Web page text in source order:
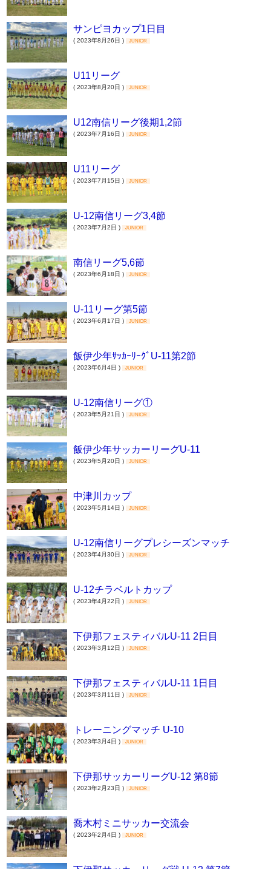
サンピヨカップ1日目
( 2023年8月26日 ) JUNIOR
U11リーグ
( 2023年8月20日 ) JUNIOR
U12南信リーグ後期1,2節
( 2023年7月16日 ) JUNIOR
U11リーグ
( 2023年7月15日 ) JUNIOR
U-12南信リーグ3,4節
( 2023年7月2日 ) JUNIOR
南信リーグ5,6節
( 2023年6月18日 ) JUNIOR
U-11リーグ第5節
( 2023年6月17日 ) JUNIOR
飯伊少年ｻｯｶｰﾘｰｸﾞU-11第2節
( 2023年6月4日 ) JUNIOR
U-12南信リーグ①
( 2023年5月21日 ) JUNIOR
飯伊少年サッカーリーグU-11
( 2023年5月20日 ) JUNIOR
中津川カップ
( 2023年5月14日 ) JUNIOR
U-12南信リーグプレシーズンマッチ
( 2023年4月30日 ) JUNIOR
U-12チラベルトカップ
( 2023年4月22日 ) JUNIOR
下伊那フェスティバルU-11 2日目
( 2023年3月12日 ) JUNIOR
下伊那フェスティバルU-11 1日目
( 2023年3月11日 ) JUNIOR
トレーニングマッチ U-10
( 2023年3月4日 ) JUNIOR
下伊那サッカーリーグU-12 第8節
( 2023年2月23日 ) JUNIOR
喬木村ミニサッカー交流会
( 2023年2月4日 ) JUNIOR